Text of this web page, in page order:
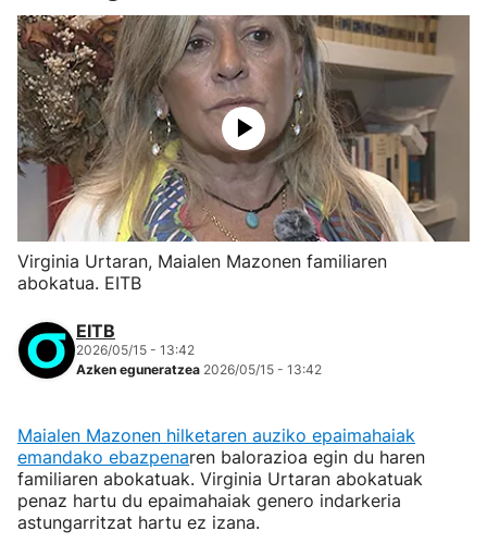
Virginia Urtaran, Maialen Mazonen familiaren
abokatua. EITB
EITB
2026/05/15 - 13:42
Azken eguneratzea 2026/05/15 - 13:42
Maialen Mazonen hilketaren auziko epaimahaiak
emandako ebazpenaren balorazioa egin du haren
familiaren abokatuak. Virginia Urtaran abokatuak
penaz hartu du epaimahaiak genero indarkeria
astungarritzat hartu ez izana.